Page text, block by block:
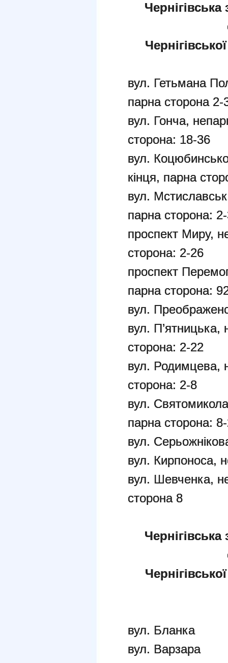
Чернігівська
вул. Гетьмана
парна сторона 2-
вул. Гонча,
сторона: 18-36
вул.
кінця, парна
вул.
парна сторона:
проспект Миру,
сторона: 2-26
проспект
парна сторона:
вул.
вул. П’ятницька,
сторона: 2-22
вул. Родимцева,
сторона: 2-8
вул.
парна сторона:
вул.
вул. Кирпоноса,
вул. Шевченка,
сторона 8
Чернігівська
вул. Бланка
вул. Варзара